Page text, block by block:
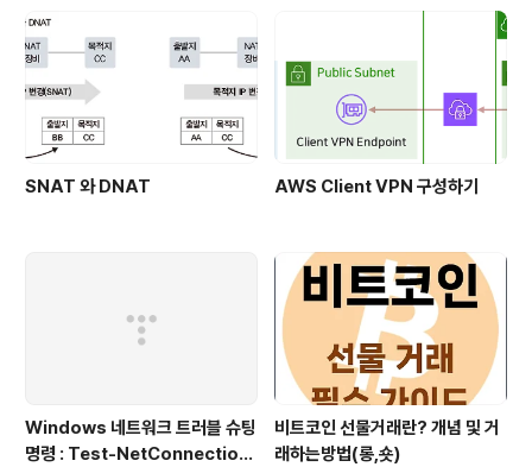
VPN 연결 전의 각 호스트 간의 통신이 되지 않는 것을 다
음과 같이 확인합니다. 본 포스팅..
SNAT 와 DNAT AWS Client VPN 구성하기
Windows 네트워크 트러블 슈팅
명령 : Test-NetConnection
비트코인 선물거래란? 개념 및 거
래하는방법(롱,숏)